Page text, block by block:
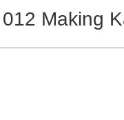
012 Making